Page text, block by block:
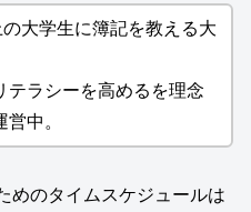
の大学生に簿記を教える大
テラシーを高めるを理念
中。
めのタイムスケジュールは